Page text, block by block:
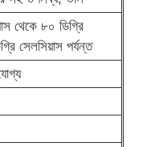
থেকে ৮০ ডিগ্রি
সেলসিয়াস পর্যন্ত